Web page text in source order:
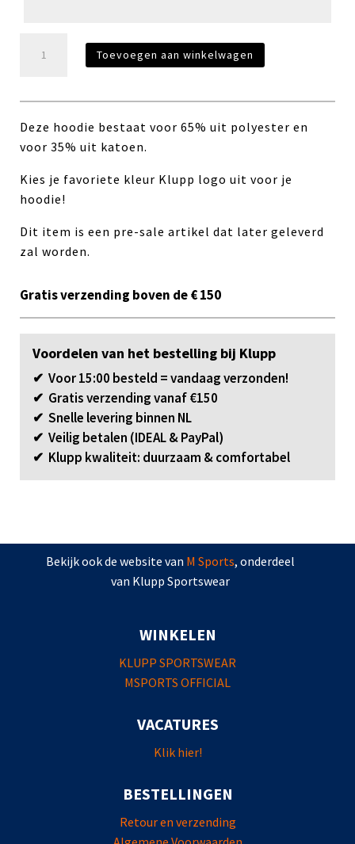
Bordeaux
Toevoegen aan winkelwagen
Deze hoodie bestaat voor 65% uit polyester en
voor 35% uit katoen.
Kies je favoriete kleur Klupp logo uit voor je
hoodie!
Dit item is een pre-sale artikel dat later geleverd
zal worden.
Gratis verzending boven de € 150
Voordelen van het bestelling bij Klupp
✔ Voor 15:00 besteld = vandaag verzonden!
✔ Gratis verzending vanaf €150
✔ Snelle levering binnen NL
✔ Veilig betalen (IDEAL & PayPal)
✔ Klupp kwaliteit: duurzaam & comfortabel
Bekijk ook de website van M Sports, onderdeel
van Klupp Sportswear
WINKELEN
KLUPP SPORTSWEAR
MSPORTS OFFICIAL
VACATURES
Klik hier!
BESTELLINGEN
Retour en verzending